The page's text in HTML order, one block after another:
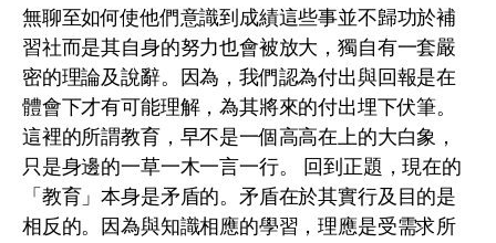
無聊至如何使他們意識到成績這些事並不歸功於補
習社而是其自身的努力也會被放大，獨自有一套嚴
密的理論及說辭。因為，我們認為付出與回報是在
體會下才有可能理解，為其將來的付出埋下伏筆。
這裡的所謂教育，早不是一個高高在上的大白象，
只是身邊的一草一木一言一行。 回到正題，現在的
「教育」本身是矛盾的。矛盾在於其實行及目的是
相反的。因為與知識相應的學習，理應是受需求所